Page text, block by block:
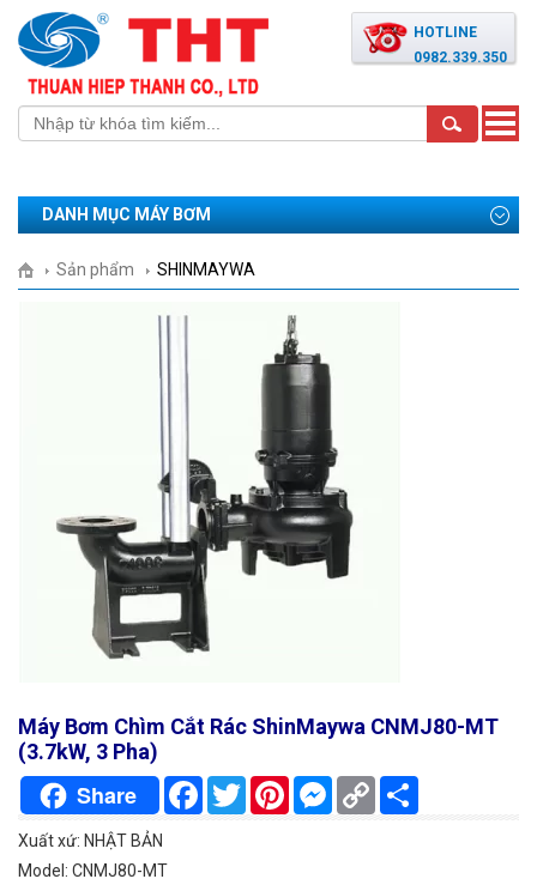
HOTLINE
0982.339.350
Toggle
DANH MỤC MÁY BƠM
Sản phẩm SHINMAYWA
Máy Bơm Chìm Cắt Rác ShinMaywa CNMJ80-MT
(3.7kW, 3 Pha)
Share FacebookTwitterPinterestMessenger
Copy
Link
Xuất xứ: NHẬT BẢN
Model: CNMJ80-MT